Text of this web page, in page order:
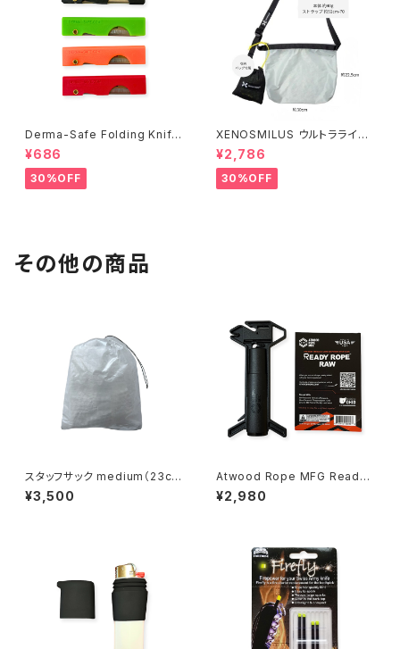
Derma-Safe Folding Knife
【1本】ユティリティナイフ Made
in the USA
¥686
30%OFF
XENOSMILUS ウルトラライト
ショルダーバッグ
¥2,786
30%OFF
その他の商品
スタッフサック medium（23cm
x 30cm ）
¥3,500
Atwood Rope MFG Ready
Rope™ Raw コードディスペン
サー（小物入れ付）
¥2,980